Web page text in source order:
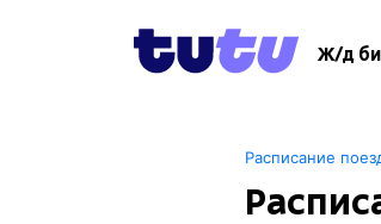
Ж/д
Расписание